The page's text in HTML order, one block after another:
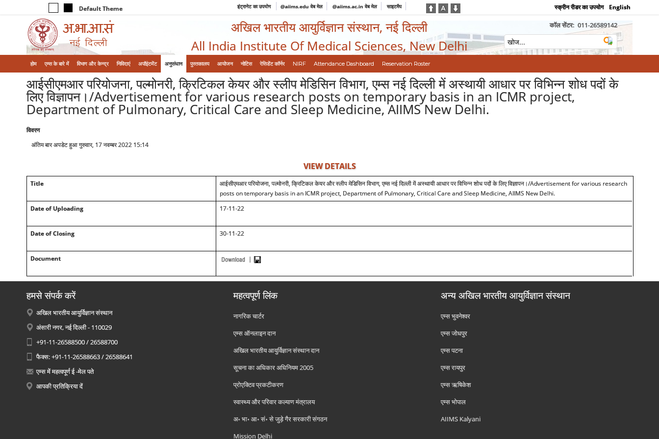
Default Theme इंट्रानेट का उपयोग @aiims.edu वेब मेल @aiims.ac.in वेब मेल साइटमैप स्क्रीन रीडर का उपयोग English
अखिल भारतीय आयुर्विज्ञान संस्थान, नई दिल्ली
All India Institute Of Medical Sciences, New Delhi
कॉल सेंटर: 011-26589142
होम एम्‍स के बारे में विभाग और केन्‍द्र निविदाएं अपॉइंटमेंट अनुसंधान पुस्तकालय आयोजन नोटिस रेसिडेंट कॉर्नर NIRF Attendance Dashboard Reservation Roster
आईसीएमआर परियोजना, पल्मोनरी, क्रिटिकल केयर और स्लीप मेडिसिन विभाग, एम्स नई दिल्ली में अस्थायी आधार पर विभिन्न शोध पदों के
लिए विज्ञापन।/Advertisement for various research posts on temporary basis in an ICMR project,
Department of Pulmonary, Critical Care and Sleep Medicine, AIIMS New Delhi.
विवरण
अंतिम बार अपडेट हुआ गुरुवार, 17 नवम्बर 2022 15:14
VIEW DETAILS
Title
आईसीएमआर परियोजना, पल्मोनरी, क्रिटिकल केयर और स्लीप मेडिसिन विभाग, एम्स नई दिल्ली में अस्थायी आधार पर विभिन्न शोध पदों के लिए विज्ञापन।/Advertisement for various research
posts on temporary basis in an ICMR project, Department of Pulmonary, Critical Care and Sleep Medicine, AIIMS New Delhi.
Date of Uploading
17-11-22
Date of Closing 30-11-22
Document
हमसे संपर्क करें
अखिल भारतीय आयुर्विज्ञान संस्थान
अंसारी नगर, नई दिल्ली - 110029
+91-11-26588500 / 26588700
फैक्स: +91-11-26588663 / 26588641
एम्स में महत्वपूर्ण ई -मेल पते
आपकी प्रतिक्रिया दें
महत्वपूर्ण लिंक
नागरिक चार्टर
एम्स ऑनलाइन दान
अखिल भारतीय आयुर्विज्ञान संस्थान दान
सूचना का अधिकार अधिनियम 2005
प्रोएक्टिव प्रकटीकरण
स्वास्थ्य और परिवार कल्याण मंत्रालय
अ॰ भा॰ आ॰ सं॰ से जुड़े गैर सरकारी संगठन
Mission Delhi
अन्य अखिल भारतीय आयुर्विज्ञान संस्थान
एम्‍स भुवनेश्वर
एम्‍स जोधपुर
एम्‍स पटना
एम्‍स रायपुर
एम्‍स ऋषिकेश
एम्‍स भोपाल
AIIMS Kalyani